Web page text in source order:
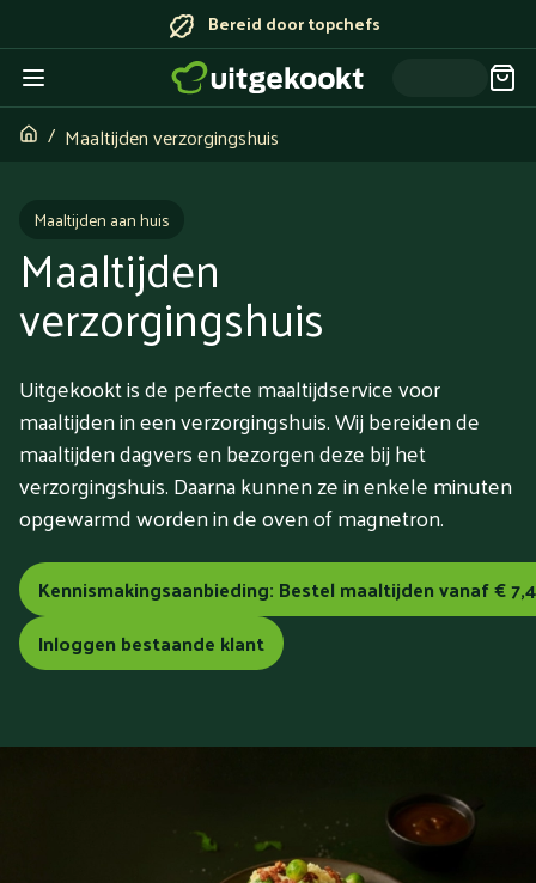
Bereid door topchefs
Maaltijden verzorgingshuis
Maaltijden aan huis
Maaltijden
verzorgingshuis
Uitgekookt is de perfecte maaltijdservice voor
maaltijden in een verzorgingshuis. Wij bereiden de
maaltijden dagvers en bezorgen deze bij het
verzorgingshuis. Daarna kunnen ze in enkele minuten
opgewarmd worden in de oven of magnetron.
Kennismakingsaanbieding: Bestel maaltijden vanaf €
Inloggen bestaande klant